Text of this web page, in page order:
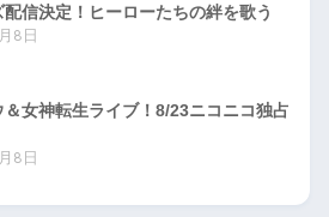
信決定！ヒーローたちの絆を歌う
8日
＆女神転生ライブ！8/23ニコニコ独占
8日